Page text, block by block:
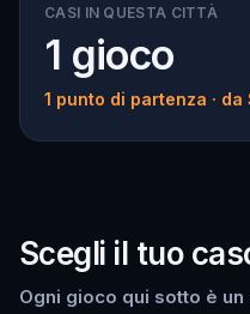
CASI IN QUESTA CITTÀ
1 gioco
1 punto di partenza ·
Scegli il tuo
Ogni gioco qui sotto è